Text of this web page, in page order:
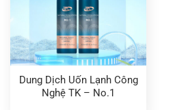
Dung Dịch Uốn Lạnh Công
Nghệ TK – No.1